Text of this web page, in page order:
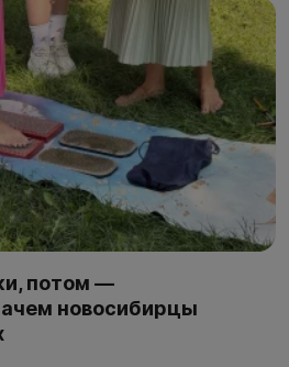
потом —
новосибирцы